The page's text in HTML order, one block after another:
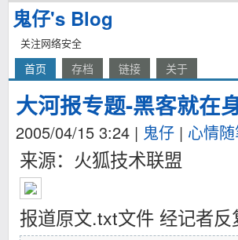
鬼仔's Blog
关注网络安全
首页 存档 链接 关于
大河报专题-黑客就在
2005/04/15 3:24 | 鬼仔 | 心情
来源：火狐技术联盟
报道原文.txt文件 经记者